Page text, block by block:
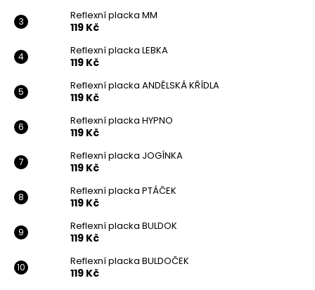
Reflexní placka MM
119 Kč
Reflexní placka LEBKA
119 Kč
Reflexní placka ANDĚLSKÁ KŘÍDLA
119 Kč
Reflexní placka HYPNO
119 Kč
Reflexní placka JOGÍNKA
119 Kč
Reflexní placka PTÁČEK
119 Kč
Reflexní placka BULDOK
119 Kč
Reflexní placka BULDOČEK
119 Kč